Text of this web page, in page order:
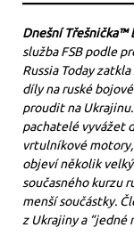
Dnešní Třešnička™
služba FSB podle
Russia Today
díly na ruské
proudit na
pachatelé vyvážet
vrtulníkové motory,
objeví několik
současného kurzu
menší součástky.
z Ukrajiny a “jedné